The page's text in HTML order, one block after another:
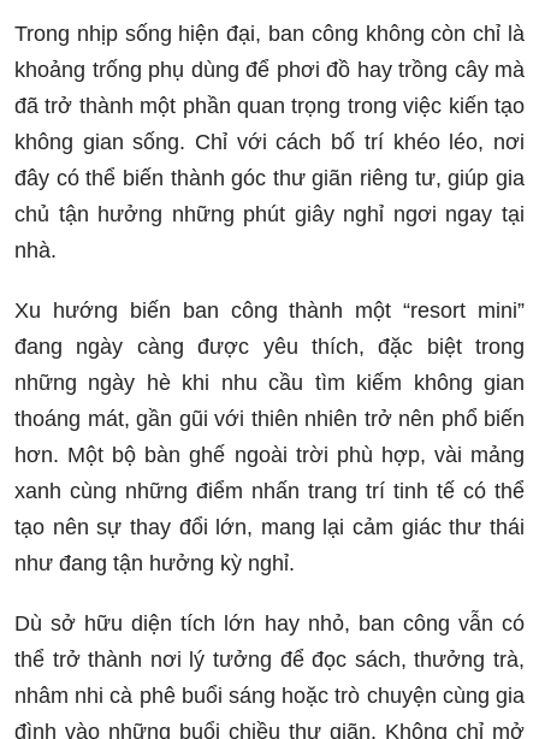
Trong nhịp sống hiện đại, ban công không còn chỉ là
khoảng trống phụ dùng để phơi đồ hay trồng cây mà
đã trở thành một phần quan trọng trong việc kiến tạo
không gian sống. Chỉ với cách bố trí khéo léo, nơi
đây có thể biến thành góc thư giãn riêng tư, giúp gia
chủ tận hưởng những phút giây nghỉ ngơi ngay tại
nhà.
Xu hướng biến ban công thành một “resort mini”
đang ngày càng được yêu thích, đặc biệt trong
những ngày hè khi nhu cầu tìm kiếm không gian
thoáng mát, gần gũi với thiên nhiên trở nên phổ biến
hơn. Một bộ bàn ghế ngoài trời phù hợp, vài mảng
xanh cùng những điểm nhấn trang trí tinh tế có thể
tạo nên sự thay đổi lớn, mang lại cảm giác thư thái
như đang tận hưởng kỳ nghỉ.
Dù sở hữu diện tích lớn hay nhỏ, ban công vẫn có
thể trở thành nơi lý tưởng để đọc sách, thưởng trà,
nhâm nhi cà phê buổi sáng hoặc trò chuyện cùng gia
đình vào những buổi chiều thư giãn. Không chỉ mở